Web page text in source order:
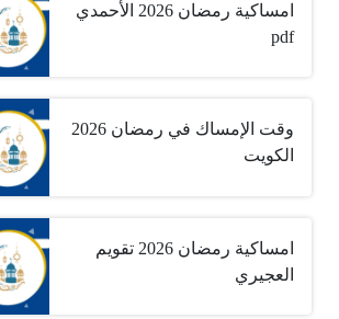
امساكية رمضان 2026 الأحمدي
pdf
وقت الإمساك في رمضان 2026
الكويت
امساكية رمضان 2026 تقويم
العجيري